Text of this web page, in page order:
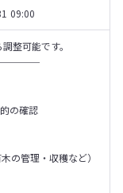
09:00
整可能です。
の確認
の管理・収穫など）